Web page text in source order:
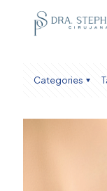
Categories